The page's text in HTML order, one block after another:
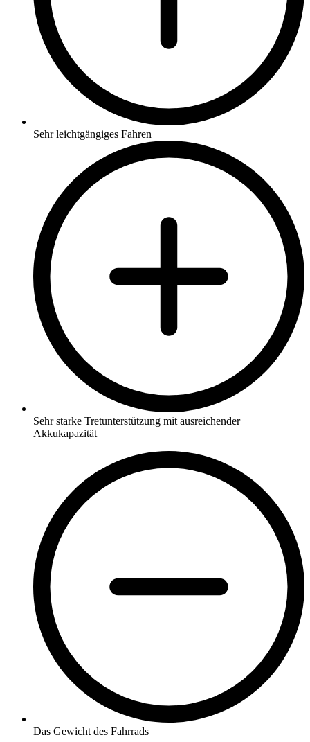
Sehr leichtgängiges Fahren
Sehr starke Tretunterstützung mit ausreichender
Akkukapazität
Das Gewicht des Fahrrads